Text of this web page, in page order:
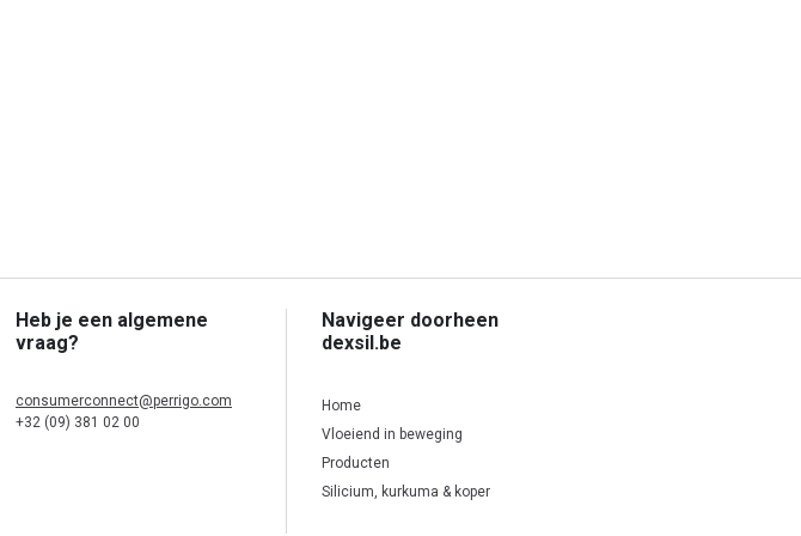
Heb je een algemene
vraag?
consumerconnect@perrigo.com
+32 (09) 381 02 00
Navigeer doorheen
dexsil.be
Home
Vloeiend in beweging
Producten
Silicium, kurkuma & koper